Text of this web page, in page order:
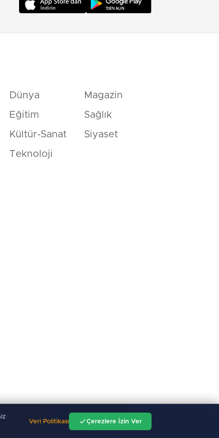
Dünya
Eğitim
Kültür-Sanat
Teknoloji
Magazin
Sağlık
Siyaset
Veri Politikası Çerezlere İzin Ver